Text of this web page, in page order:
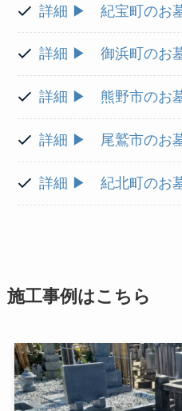
詳細 ▶ 紀宝町のお
詳細 ▶ 御浜町のお
詳細 ▶ 熊野市のお
詳細 ▶ 尾鷲市のお
詳細 ▶ 紀北町のお
施工事例はこちら